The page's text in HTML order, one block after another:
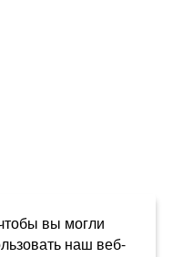
вы могли
наш веб-